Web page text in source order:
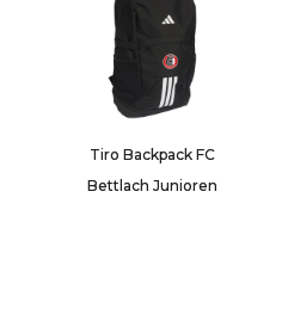
Tiro Backpack FC
Bettlach Junioren